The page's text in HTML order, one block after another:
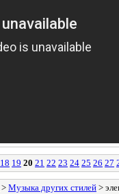
18 19 20 21 22 23 24 25 26 27
> Музыка других стилей >